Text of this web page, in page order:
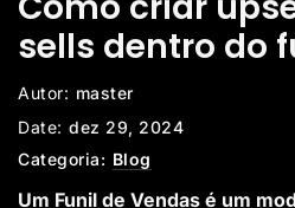
sells dentro do
Autor: master
Date: dez 29, 2024
Categoria: Blog
Um Funil de Vendas é um